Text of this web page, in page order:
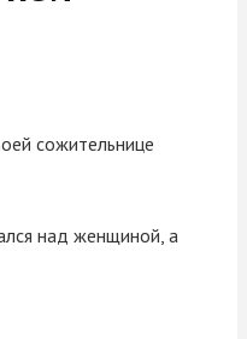
сожительнице
над женщиной, а